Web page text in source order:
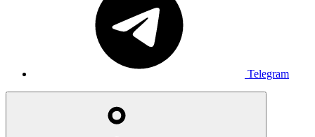
Telegram